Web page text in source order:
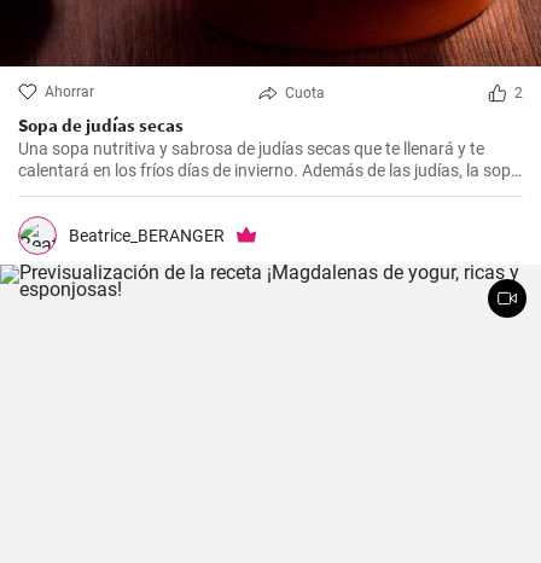
Ahorrar Cuota 2
Sopa de judías secas
Una sopa nutritiva y sabrosa de judías secas que te llenará y te
calentará en los fríos días de invierno. Además de las judías, la sopa
también tiene patatas, zanahorias y cebolla, que le dan un rico
sabor y aroma.
Beatrice_BERANGER